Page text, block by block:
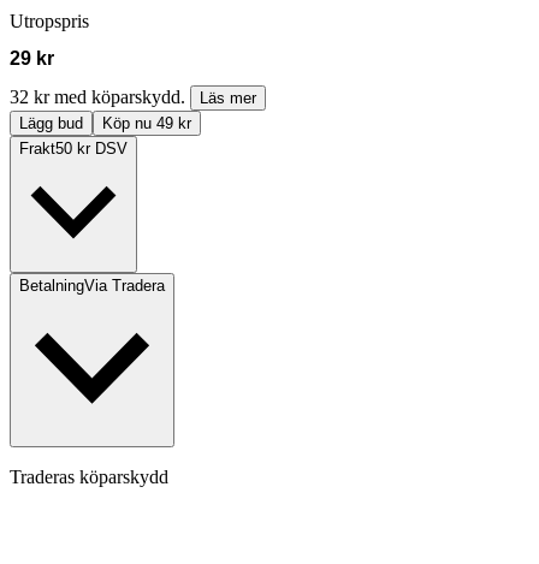
Utropspris
29 kr
32 kr med köparskydd.
Läs mer
Lägg bud
Köp nu 49 kr
Frakt50 kr DSV
BetalningVia Tradera
Traderas köparskydd